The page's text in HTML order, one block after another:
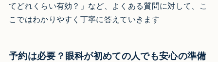
てどれくらい有効？」など、よくある質問に対して、こ
こではわかりやすく丁寧に答えていきます
予約は必要？眼科が初めての人でも安心の準備